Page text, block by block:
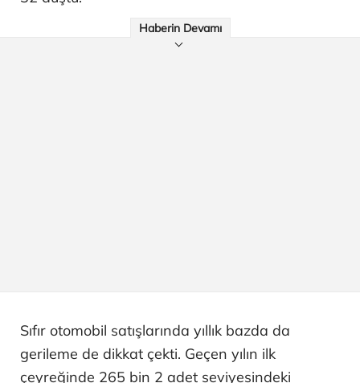
Haberin Devamı
Sıfır otomobil satışlarında yıllık bazda da
gerileme de dikkat çekti. Geçen yılın ilk
çeyreğinde 265 bin 2 adet seviyesindeki